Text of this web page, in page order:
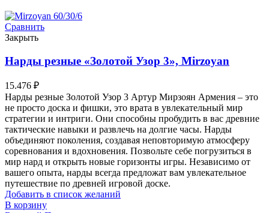
Сравнить
Закрыть
Нарды резные «Золотой Узор 3», Mirzoyan
15.476 ₽
Нарды резные Золотой Узор 3 Артур Мирзоян Армения – это
не просто доска и фишки, это врата в увлекательный мир
стратегии и интриги. Они способны пробудить в вас древние
тактические навыки и развлечь на долгие часы. Нарды
объединяют поколения, создавая неповторимую атмосферу
соревнования и вдохновения. Позвольте себе погрузиться в
мир нард и открыть новые горизонты игры. Независимо от
вашего опыта, нарды всегда предложат вам увлекательное
путешествие по древней игровой доске.
Добавить в список желаний
В корзину